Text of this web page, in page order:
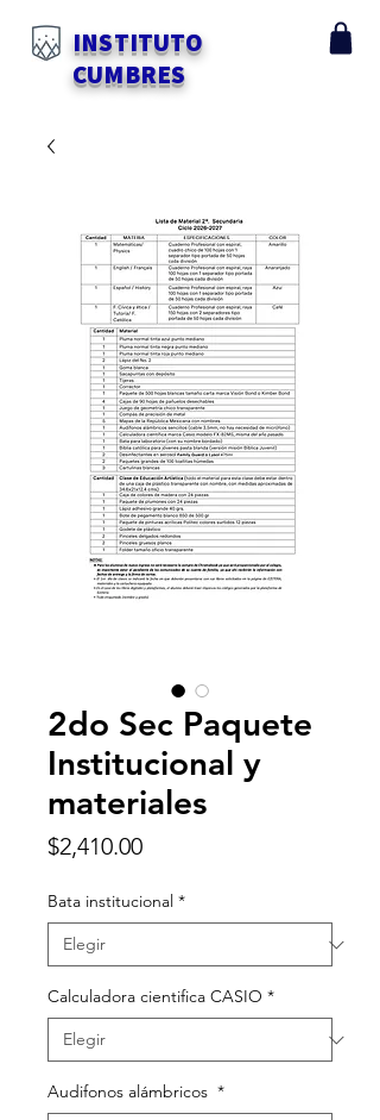
INSTITUTO
CUMBRES
2do Sec Paquete
Institucional y
materiales
$2,410.00Precio
Bata institucional *
Calculadora cientifica CASIO *
Audifonos alámbricos *